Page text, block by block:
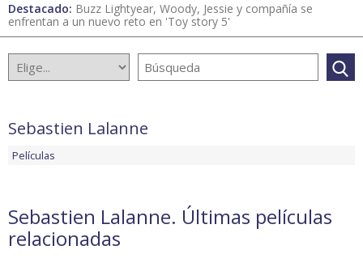
Destacado: Buzz Lightyear, Woody, Jessie y compañía se
enfrentan a un nuevo reto en 'Toy story 5'
Sebastien Lalanne
Películas
Sebastien Lalanne. Últimas películas
relacionadas